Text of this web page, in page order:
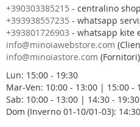
o
s
t
r
a
e
w
s
l
+390303385215 - centralino
+393938557235 - whatsapp
+393801726903 - whatsapp kite
info@minoiawebstore.com
info@minoiastore.com (Fornitori)
Lun: 15:00 - 19:30
Mar-Ven: 10:00 - 13:00 | 15:00 -
Sab: 10:00 - 13:00 | 14:30 - 19:30
Dom (Inverno 01-10/01-03):